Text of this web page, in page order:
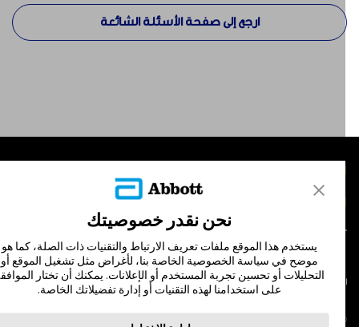
ارجع إلى صفحة الأسئلة الشائعة
والأحكام سياسة الخصوصية
نحن نقدر خصوصيتك
يستخدم هذا الموقع ملفات تعريف الارتباط والتقنيات ذات الصلة، كما هو
موضح في سياسة الخصوصية الخاصة بنا، لأغراض مثل تشغيل الموقع أو
التحليلات أو تحسين تجربة المستخدم أو الإعلانات. يمكنك أن تختار الموافقة
على استخدامنا لهذه التقنيات أو إدارة تفضيلاتك الخاصة.